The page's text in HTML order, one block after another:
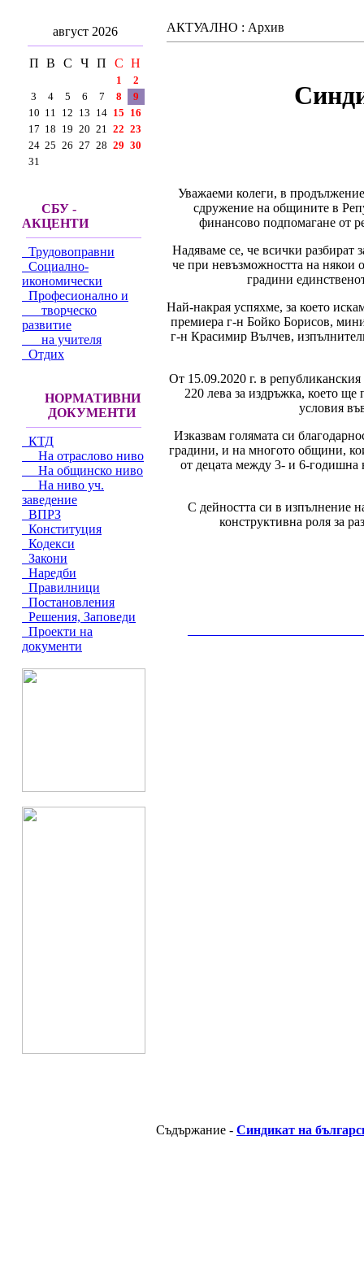
август 2026
П В С Ч П С Н
1
2
3
4 5 6 7 8
9
10 11 12 13 14 15 16
17 18 19 20 21 22 23
24 25 26 27 28 29 30
31
СБУ -
АКЦЕНТИ
Трудовоправни
Социално-
икономически
Професионално и
творческо
развитие
на учителя
Отдих
НОРМАТИВНИ
ДОКУМЕНТИ
КТД
На отраслово ниво
На общинско ниво
На ниво уч.
заведение
ВПРЗ
Конституция
Кодекси
Закони
Наредби
Правилници
Постановления
Решения, Заповеди
Проекти на
документи
АКТУАЛНО : Архив
Уважаеми колеги, в
сдружение на общините в
финансово подпомагане от
Надяваме се, че всички разбират
че при невъзможността на някои
градини
Най-накрая успяхме, за което
премиера г-н Бойко Борисов,
г-н Красимир Вълчев,
От 15.09.2020 г. в
220 лева за издръжка, което
условия
Изказвам голямата си
градини, и на многото общини,
от децата между 3- и 6-годишна
С дейността си в изпълнение
конструктивна роля за
Съдържание - Синдикат на